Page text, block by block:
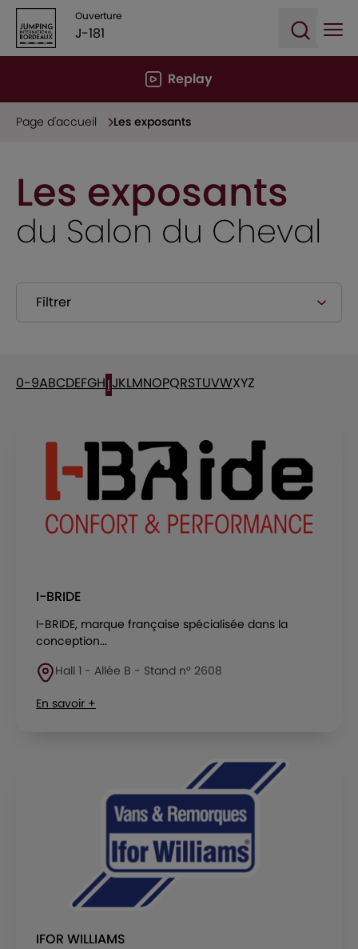
Ouverture
J-181
Replay
Page d'accueil Les exposants
Les exposants
du Salon du Cheval
Filtrer
0-9ABCDEFGHIJKLMNOPQRSTUVWXYZ
I-BRIDE
I-BRIDE, marque française spécialisée dans la
conception...
Hall 1 - Allée B - Stand n° 2608
En savoir +
IFOR WILLIAMS